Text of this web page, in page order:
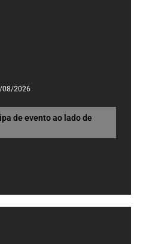
08/2026
de evento ao lado de